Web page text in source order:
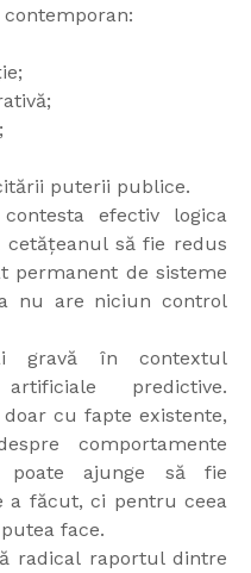
puterii publice.
efectiv logica
să fie redus
permanent de sisteme
nu are niciun control
gravă în contextul
predictive.
cu fapte existente,
comportamente
poate ajunge să fie
a făcut, ci pentru ceea
face.
radical raportul dintre